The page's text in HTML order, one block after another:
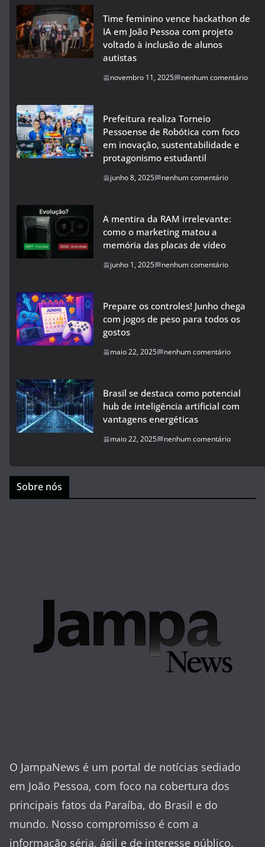
Time feminino vence hackathon de
IA em João Pessoa com projeto
voltado à inclusão de alunos
autistas
novembro 11, 2025 nenhum comentário
Prefeitura realiza Torneio
Pessoense de Robótica com foco
em inovação, sustentabilidade e
protagonismo estudantil
junho 8, 2025 nenhum comentário
A mentira da RAM irrelevante:
como o marketing matou a
memória das placas de vídeo
junho 1, 2025 nenhum comentário
Prepare os controles! Junho chega
com jogos de peso para todos os
gostos
maio 22, 2025 nenhum comentário
Brasil se destaca como potencial
hub de inteligência artificial com
vantagens energéticas
maio 22, 2025 nenhum comentário
Sobre nós
O JampaNews é um portal de notícias sediado
em João Pessoa, com foco na cobertura dos
principais fatos da Paraíba, do Brasil e do
mundo. Nosso compromisso é com a
informação séria, ágil e de interesse público.